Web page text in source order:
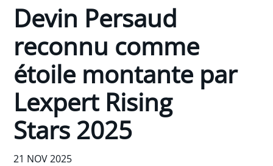
Devin Persaud
reconnu comme
étoile montante par
Lexpert Rising
Stars 2025
21 NOV 2025